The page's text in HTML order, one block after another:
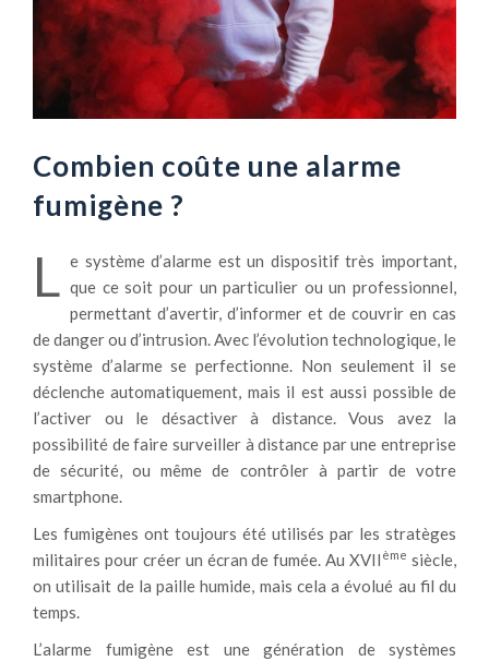
Combien coûte une alarme
fumigène ?
L e système d’alarme est un dispositif très important,
que ce soit pour un particulier ou un professionnel,
permettant d’avertir, d’informer et de couvrir en cas
de danger ou d’intrusion. Avec l’évolution technologique, le
système d’alarme se perfectionne. Non seulement il se
déclenche automatiquement, mais il est aussi possible de
l’activer ou le désactiver à distance. Vous avez la
possibilité de faire surveiller à distance par une entreprise
de sécurité, ou même de contrôler à partir de votre
smartphone.
Les fumigènes ont toujours été utilisés par les stratèges
militaires pour créer un écran de fumée. Au XVII ème siècle,
on utilisait de la paille humide, mais cela a évolué au fil du
temps.
L’alarme fumigène est une génération de systèmes